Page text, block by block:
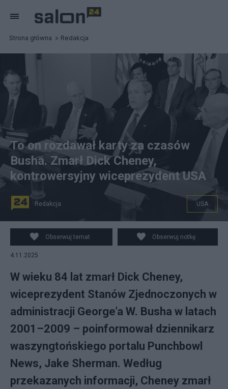
Strona główna Redakcja
na zdjęciu archiwalnym: Prezydent USA George W. Bush
(P) mówi o ostatnich powodziach na Środkowym
Zachodzie, które zmusiły tysiące osób do opuszczenia
domów, podczas briefingu poświęconego skutkom
z lew
To on rozdawał karty za czasów
Busha. Zmarł Dick Cheney,
kontrowersyjny wiceprezydent USA
Redakcja USA
Obserwuj temat Obserwuj notkę
4.11.2025
W wieku 84 lat zmarł Dick Cheney,
wiceprezydent Stanów Zjednoczonych w
administracji George’a W. Busha w latach
2001–2009 – poinformował dziennikarz
waszyngtońskiego portalu Punchbowl
News, Jake Sherman. Według
przekazanych informacji, Cheney zmarł